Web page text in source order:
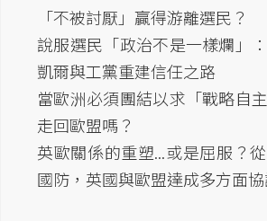
「不被討厭」贏得游離選民？
說服選民「政治不是一樣爛」
凱爾與工黨重建信任之路
當歐洲必須團結以求「戰略自
走回歐盟嗎？
英歐關係的重塑...或是屈服？
國防，英國與歐盟達成多方面